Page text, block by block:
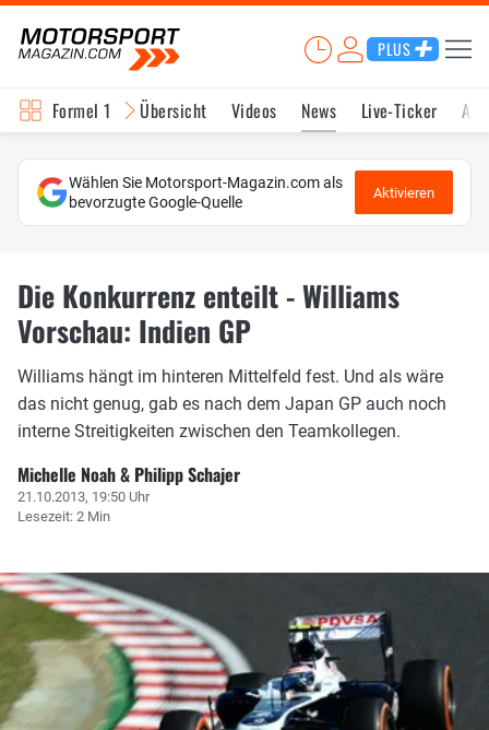
PLUS
Formel 1 Übersicht Videos News Live-Ticker
Wählen Sie Motorsport-Magazin.com als
bevorzugte Google-Quelle
Aktivieren
Die Konkurrenz enteilt - Williams
Vorschau: Indien GP
Williams hängt im hinteren Mittelfeld fest. Und als wäre
das nicht genug, gab es nach dem Japan GP auch noch
interne Streitigkeiten zwischen den Teamkollegen.
Michelle Noah & Philipp Schajer
21.10.2013, 19:50 Uhr
Lesezeit: 2 Min